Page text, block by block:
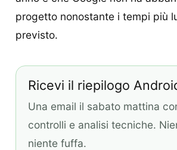
progetto nonostante i tempi più
previsto.
Ricevi il riepilogo
Una email il sabato mattina
controlli e analisi tecniche.
niente fuffa.